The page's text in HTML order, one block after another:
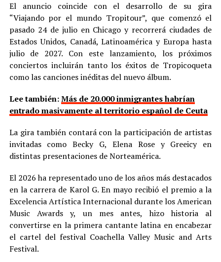
El anuncio coincide con el desarrollo de su gira
“Viajando por el mundo Tropitour”, que comenzó el
pasado 24 de julio en Chicago y recorrerá ciudades de
Estados Unidos, Canadá, Latinoamérica y Europa hasta
julio de 2027. Con este lanzamiento, los próximos
conciertos incluirán tanto los éxitos de Tropicoqueta
como las canciones inéditas del nuevo álbum.
Lee también:Más de 20.000 inmigrantes habrían
entrado masivamente al territorio español de Ceuta
La gira también contará con la participación de artistas
invitadas como Becky G, Elena Rose y Greeicy en
distintas presentaciones de Norteamérica.
El 2026 ha representado uno de los años más destacados
en la carrera de Karol G. En mayo recibió el premio a la
Excelencia Artística Internacional durante los American
Music Awards y, un mes antes, hizo historia al
convertirse en la primera cantante latina en encabezar
el cartel del festival Coachella Valley Music and Arts
Festival.